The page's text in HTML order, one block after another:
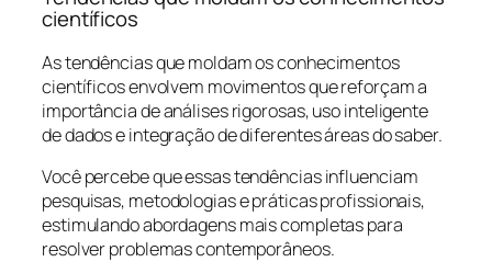
científicos
As tendências que moldam os conhecimentos
científicos envolvem movimentos que reforçam a
importância de análises rigorosas, uso inteligente
de dados e integração de diferentes áreas do saber.
Você percebe que essas tendências influenciam
pesquisas, metodologias e práticas profissionais,
estimulando abordagens mais completas para
resolver problemas contemporâneos.